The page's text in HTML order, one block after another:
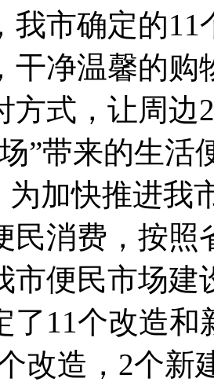
我市确定的
干净温馨的购
方式，让周边
”带来的生活
为加快推进我
民消费，按照
市便民市场建
了11个改造
改造，2个新